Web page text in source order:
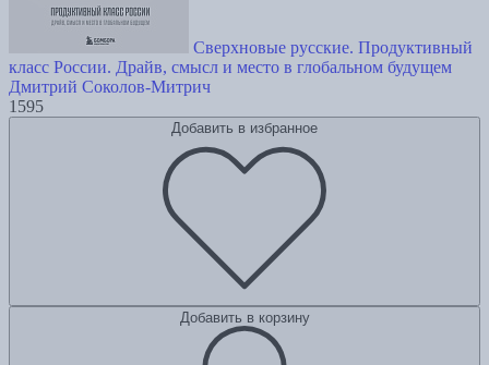
Сверхновые русские. Продуктивный
класс России. Драйв, смысл и место в глобальном будущем
Дмитрий Соколов-Митрич
1595
Добавить в избранное
Добавить в корзину